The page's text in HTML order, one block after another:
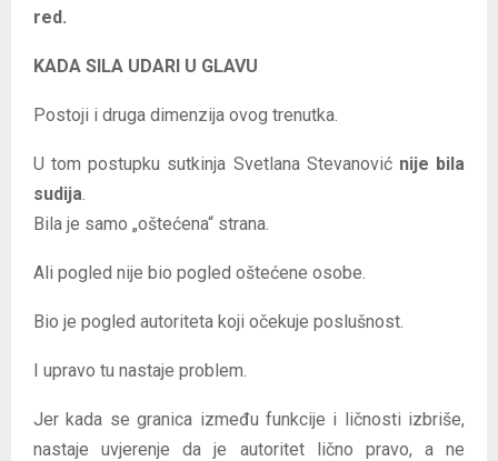
red.
KADA SILA UDARI U GLAVU
Postoji i druga dimenzija ovog trenutka.
U tom postupku sutkinja Svetlana Stevanović nije bila
sudija
Bila je samo „oštećena“ strana.
Ali pogled nije bio pogled oštećene osobe.
Bio je pogled autoriteta koji očekuje poslušnost.
I upravo tu nastaje problem.
Jer kada se granica između funkcije i ličnosti izbriše,
nastaje uvjerenje da je autoritet lično pravo, a ne